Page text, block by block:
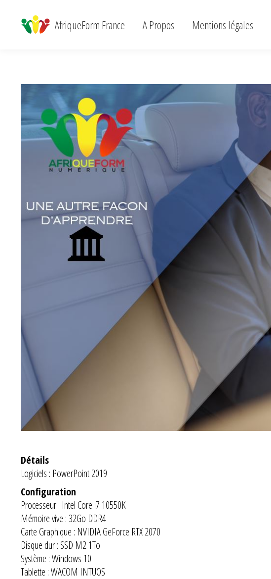
AfriqueForm France A Propos Mentions légales
Détails
Logiciels : PowerPoint 2019
Configuration
Processeur : Intel Core i7 10550K
Mémoire vive : 32Go DDR4
Carte Graphique : NVIDIA GeForce RTX 2070
Disque dur : SSD M2 1To
Système : Windows 10
Tablette : WACOM INTUOS
AfriqueForm France A Propos Mentions légales